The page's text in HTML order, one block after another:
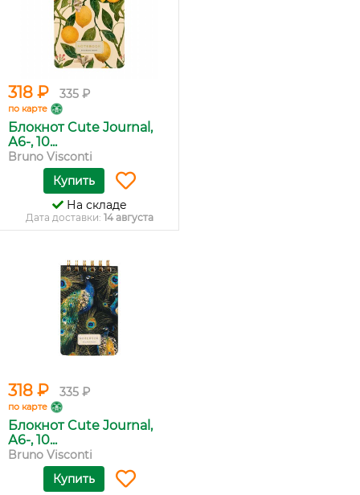
318 ₽ 335 ₽
по карте
Блокнот Cute Journal,
А6-, 10...
Bruno Visconti
Купить
На складе
Дата доставки: 14 августа
318 ₽ 335 ₽
по карте
Блокнот Cute Journal,
А6-, 10...
Bruno Visconti
Купить